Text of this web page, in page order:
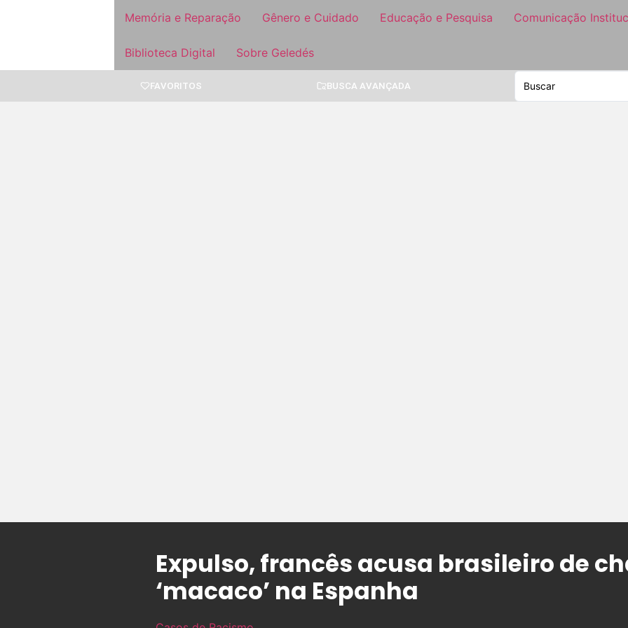
Memória e Reparação Gênero e Cuidado Educação e Pesquisa Comunicação
Biblioteca Digital Sobre Geledés
FAVORITOS BUSCA AVANÇADA
Expulso, francês acusa brasileiro de
‘macaco’ na Espanha